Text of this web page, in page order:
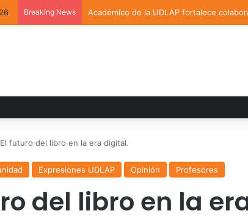
Breaking News Académico de la UDLAP fortalece
El futuro del libro en la era digital.
Expresiones UDLAP Opinión Profesores
del libro en la